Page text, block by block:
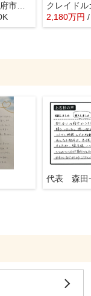
【再生住宅】甲府市池田1丁目
2,180万円
代表 森田